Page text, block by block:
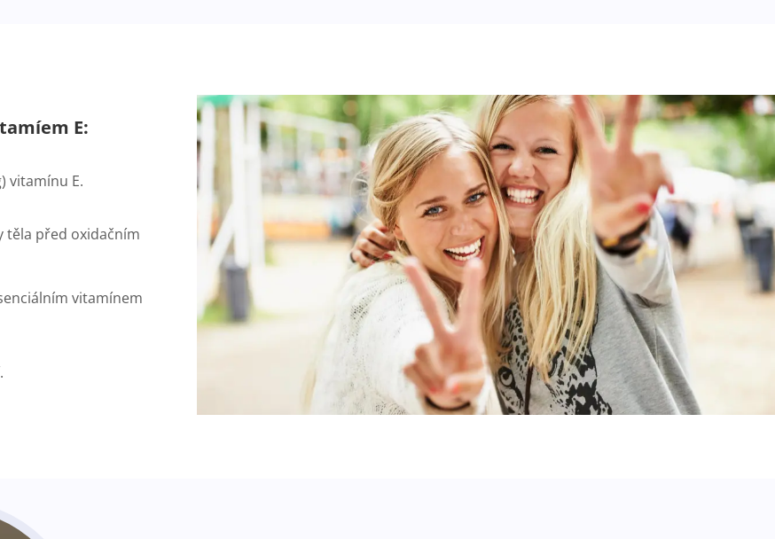
E:
vitamínu E.
těla před oxidačním
vitamínem